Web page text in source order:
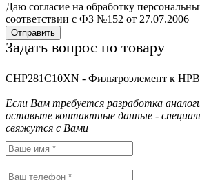
Даю согласие на обработку
соответствии с ФЗ №152 от 27.07.2006
Отправить
Задать вопрос по товару
CHP281C10XN - Фильтроэлемент к
Если Вам требуется разработка
оставьте контактные данные -
свяжутся с Вами